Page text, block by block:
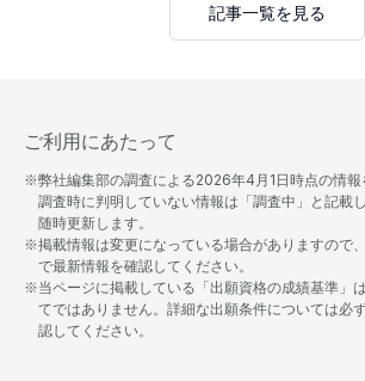
記事一覧を見る
ご利用にあたって
※弊社編集部の調査による2026年4月1日時点の情報
調査時に判明していない情報は「調査中」と記載
随時更新します。
※掲載情報は変更になっている場合がありますので
で最新情報を確認してください。
※当ページに掲載している「出願資格の成績基準」
てではありません。詳細な出願条件については必
認してください。